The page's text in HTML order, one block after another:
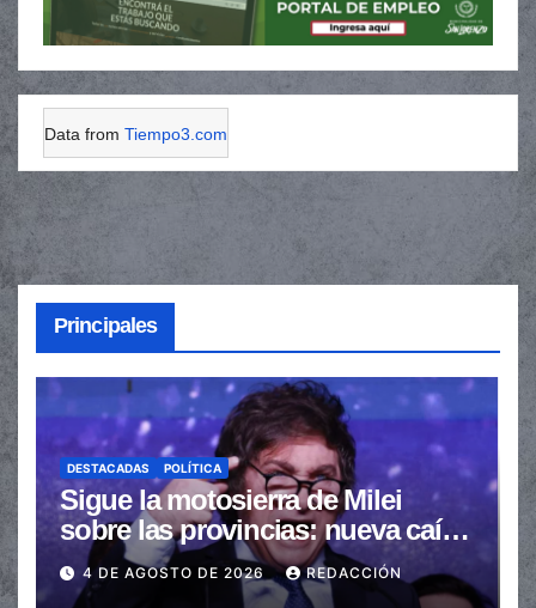
Data from Tiempo3.com
Principales
DESTACADAS POLÍTICA
Sigue la motosierra de Milei
sobre las provincias: nueva caída
de las transferencias no
automáticas
4 DE AGOSTO DE 2026 REDACCIÓN